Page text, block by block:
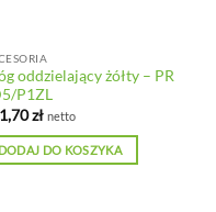
oddzielający żółty – PR
P1ZL
zł netto
DODAJ DO KOSZYKA